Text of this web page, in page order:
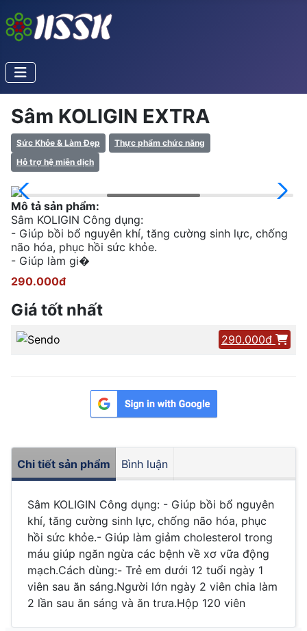
Sâm KOLIGIN EXTRA
Sức Khỏe & Làm Đẹp
Thực phẩm chức năng
Hỗ trợ hệ miễn dịch
Mô tả sản phẩm:
Sâm KOLIGIN Công dụng:
- Giúp bồi bổ nguyên khí, tăng cường sinh lực, chống
não hóa, phục hồi sức khỏe.
- Giúp làm gi�
290.000đ
Giá tốt nhất
290.000đ
Chi tiết sản phẩm Bình luận
Sâm KOLIGIN Công dụng: - Giúp bồi bổ nguyên
khí, tăng cường sinh lực, chống não hóa, phục
hồi sức khỏe.- Giúp làm giảm cholesterol trong
máu giúp ngăn ngừa các bệnh về xơ vữa động
mạch.Cách dùng:- Trẻ em dưới 12 tuổi ngày 1
viên sau ăn sáng.Người lớn ngày 2 viên chia làm
2 lần sau ăn sáng và ăn trưa.Hộp 120 viên